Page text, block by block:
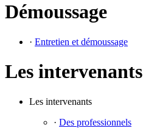
Démoussage
· Entretien et démoussage
Les intervenants
Les intervenants
· Des professionnels